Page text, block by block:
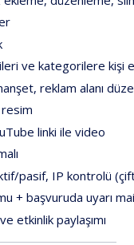
ve kategorilere kişi
reklam alanı
resim
linki ile video
pasif, IP kontrolü
+ başvuruda uyarı
ve etkinlik paylaşımı